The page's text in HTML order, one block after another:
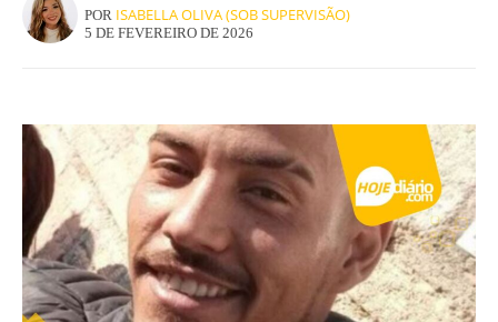
POR ISABELLA OLIVA (SOB SUPERVISÃO)
5 DE FEVEREIRO DE 2026